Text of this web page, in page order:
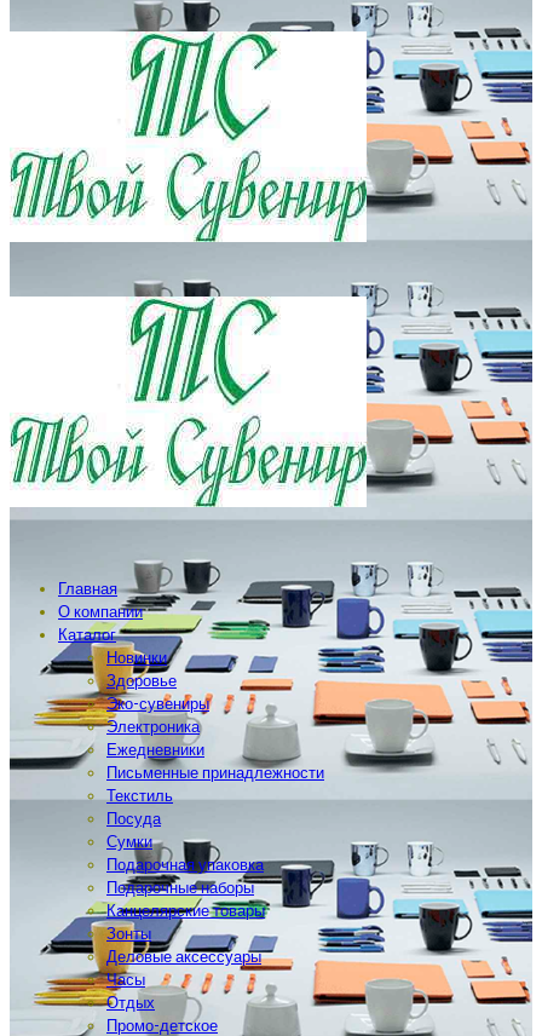
Главная
О компании
Каталог
Новинки
Здоровье
Эко-сувениры
Электроника
Ежедневники
Письменные принадлежности
Текстиль
Посуда
Сумки
Подарочная упаковка
Подарочные наборы
Канцелярские товары
Зонты
Деловые аксессуары
Часы
Отдых
Промо-детское